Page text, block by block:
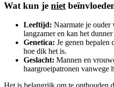
Wat kun je niet
Leeftijd: Naarmate je ouder
langzamer en kan het
Genetica: Je genen bepalen
hoe dik het is.
Geslacht: Mannen en
haargroeipatronen vanwege
Het is belangrijk om te onthouden